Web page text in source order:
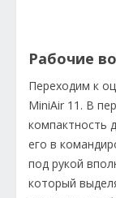
Рабочие
Переходим к
MiniAir 11. В
компактность
его в
под рукой
который